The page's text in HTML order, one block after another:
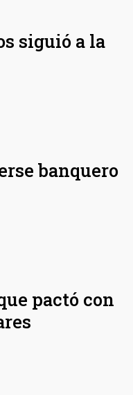
siguió a la
banquero
pactó con